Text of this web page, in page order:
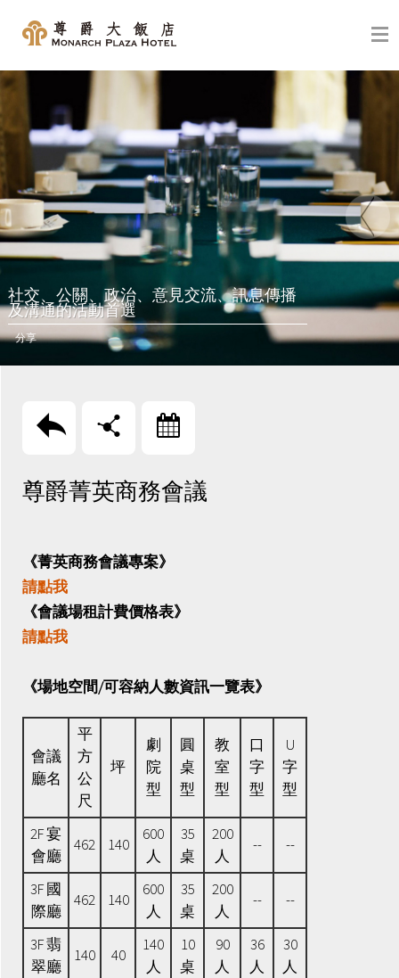
社交、公關、政治、意見交流、訊息傳播
及溝通的活動首選
分享
回上頁 分享 訂房
尊爵菁英商務會議
《菁英商務會議專案》
請點我
《會議場租計費價格表》
請點我
《場地空間/可容納人數資訊一覽表》
會議
廳名
平
方
公
尺
坪
劇
院
型
圓
桌
型
教
室
型
口
字
型
U
字
型
2F 宴
會廳
462 140
600
人
35
桌
200
人
-- --
3F 國
際廳
462 140
600
人
35
桌
200
人
-- --
3F 翡
翠廳
140 40
140
人
10
桌
90
人
36
人
30
人